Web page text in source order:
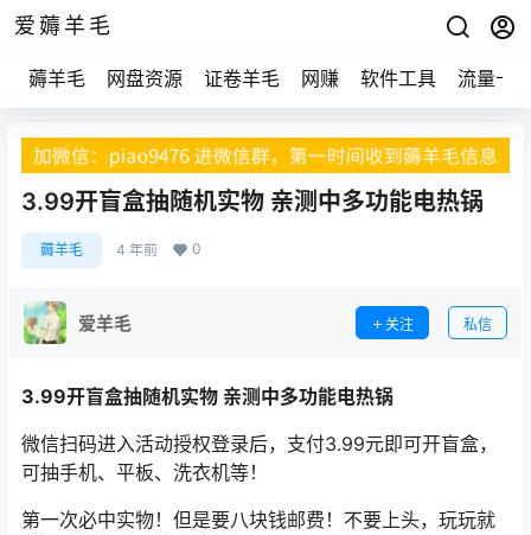
爱薅羊毛
薅羊毛 网盘资源 证卷羊毛 网赚 软件工具 流量卡
3.99开盲盒抽随机实物 亲测中多功能电热锅
薅羊毛 4 年前 0
爱羊毛 关注 私信
3.99开盲盒抽随机实物 亲测中多功能电热锅
微信扫码进入活动授权登录后，支付3.99元即可开盲盒，
可抽手机、平板、洗衣机等！
第一次必中实物！但是要八块钱邮费！不要上头，玩玩就